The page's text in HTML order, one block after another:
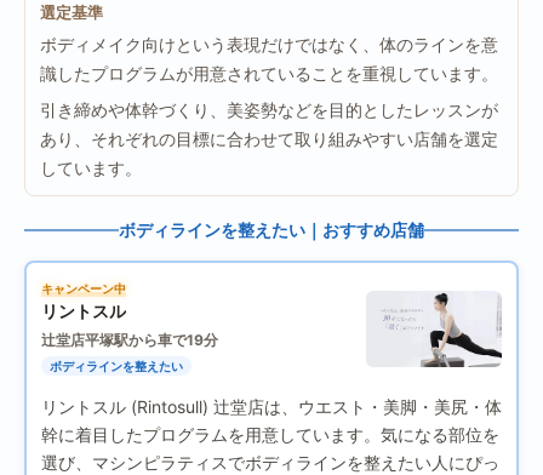
選定基準
ボディメイク向けという表現だけではなく、体のラインを意
識したプログラムが用意されていることを重視しています。
引き締めや体幹づくり、美姿勢などを目的としたレッスンが
あり、それぞれの目標に合わせて取り組みやすい店舗を選定
しています。
ボディラインを整えたい｜おすすめ店舗
キャンペーン中
リントスル
辻堂店平塚駅から車で19分
ボディラインを整えたい
リントスル (Rintosull) 辻堂店は、ウエスト・美脚・美尻・体
幹に着目したプログラムを用意しています。気になる部位を
選び、マシンピラティスでボディラインを整えたい人にぴっ